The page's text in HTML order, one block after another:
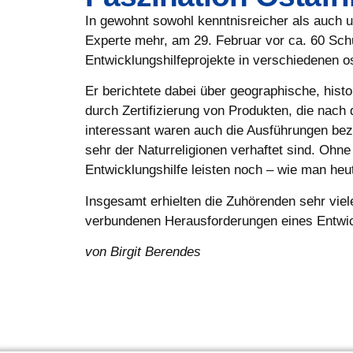
In gewohnt sowohl kenntnisreicher als auch
Experte mehr, am 29. Februar vor ca. 60
Entwicklungshilfeprojekte in verschiedenen
Er berichtete dabei über geographische,
durch Zertifizierung von Produkten, die nach
interessant waren auch die Ausführungen
sehr der Naturreligionen verhaftet sind.
Entwicklungshilfe leisten noch – wie man
Insgesamt erhielten die Zuhörenden sehr
verbundenen Herausforderungen eines
von Birgit Berendes